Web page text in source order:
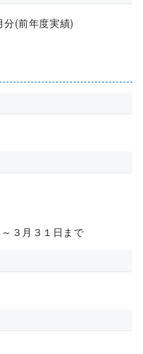
(前年度実績)
３月３１日まで